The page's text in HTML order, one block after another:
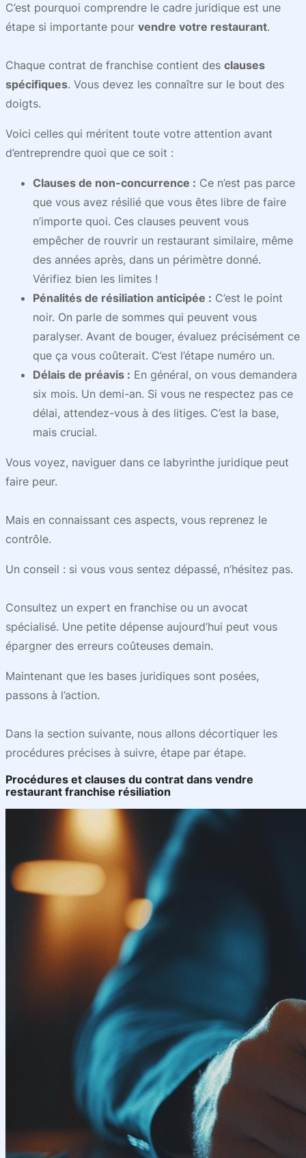
C’est pourquoi comprendre le cadre juridique est une
étape si importante pour vendre votre restaurant.
Chaque contrat de franchise contient des clauses
spécifiques. Vous devez les connaître sur le bout des
doigts.
Voici celles qui méritent toute votre attention avant
d’entreprendre quoi que ce soit :
Clauses de non-concurrence : Ce n’est pas parce
que vous avez résilié que vous êtes libre de faire
n’importe quoi. Ces clauses peuvent vous
empêcher de rouvrir un restaurant similaire, même
des années après, dans un périmètre donné.
Vérifiez bien les limites !
Pénalités de résiliation anticipée : C’est le point
noir. On parle de sommes qui peuvent vous
paralyser. Avant de bouger, évaluez précisément ce
que ça vous coûterait. C’est l’étape numéro un.
Délais de préavis : En général, on vous demandera
six mois. Un demi-an. Si vous ne respectez pas ce
délai, attendez-vous à des litiges. C’est la base,
mais crucial.
Vous voyez, naviguer dans ce labyrinthe juridique peut
faire peur.
Mais en connaissant ces aspects, vous reprenez le
contrôle.
Un conseil : si vous vous sentez dépassé, n’hésitez pas.
Consultez un expert en franchise ou un avocat
spécialisé. Une petite dépense aujourd’hui peut vous
épargner des erreurs coûteuses demain.
Maintenant que les bases juridiques sont posées,
passons à l’action.
Dans la section suivante, nous allons décortiquer les
procédures précises à suivre, étape par étape.
Procédures et clauses du contrat dans vendre
restaurant franchise résiliation